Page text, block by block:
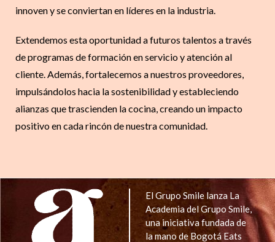
innoven y se conviertan en líderes en la industria.
Extendemos esta oportunidad a futuros talentos a través
de programas de formación en servicio y atención al
cliente. Además, fortalecemos a nuestros proveedores,
impulsándolos hacia la sostenibilidad y estableciendo
alianzas que trascienden la cocina, creando un impacto
positivo en cada rincón de nuestra comunidad.
El Grupo Smile lanza La
Academia del Grupo Smile,
una iniciativa fundada de
la mano de Bogotá Eats